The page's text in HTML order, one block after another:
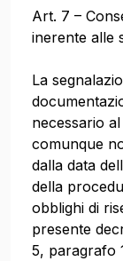
Art. 7 –
inerente alle
La
necessario
comunque
dalla data
della
obblighi di
presente
5, paragrafo